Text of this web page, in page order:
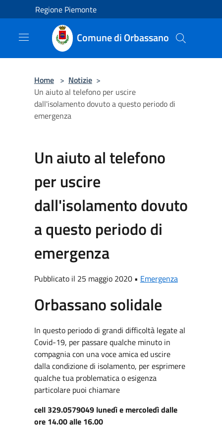
Salta al contenuto principale
Regione Piemonte
Comune di Orbassano
Home > Notizie >
Un aiuto al telefono per uscire
dall'isolamento dovuto a questo periodo di
emergenza
Un aiuto al telefono
per uscire
dall'isolamento dovuto
a questo periodo di
emergenza
Pubblicato il 25 maggio 2020 • Emergenza
Orbassano solidale
In questo periodo di grandi difficoltà legate al
Covid-19, per passare qualche minuto in
compagnia con una voce amica ed uscire
dalla condizione di isolamento, per esprimere
qualche tua problematica o esigenza
particolare puoi chiamare
cell 329.0579049 lunedì e mercoledì dalle
ore 14.00 alle 16.00